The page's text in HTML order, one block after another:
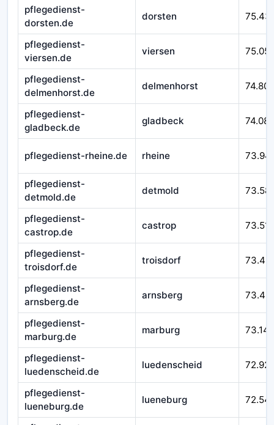
pflegedienst-
dorsten.de
dorsten
pflegedienst-
viersen.de
viersen
pflegedienst-
delmenhorst.de
delmenhorst
pflegedienst-
gladbeck.de
gladbeck 74.086
pflegedienst-rheine.de rheine
pflegedienst-
detmold.de
detmold
pflegedienst-
castrop.de
castrop 73.518
pflegedienst-
troisdorf.de
troisdorf
pflegedienst-
arnsberg.de
arnsberg
pflegedienst-
marburg.de
marburg 73.147
pflegedienst-
luedenscheid.de
luedenscheid
pflegedienst-
lueneburg.de
lueneburg